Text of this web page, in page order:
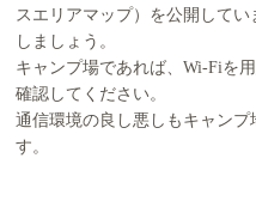
スエリアマップ）を公開して
しましょう。
キャンプ場であれば、Wi-Fiを
確認してください。
通信環境の良し悪しもキャン
す。